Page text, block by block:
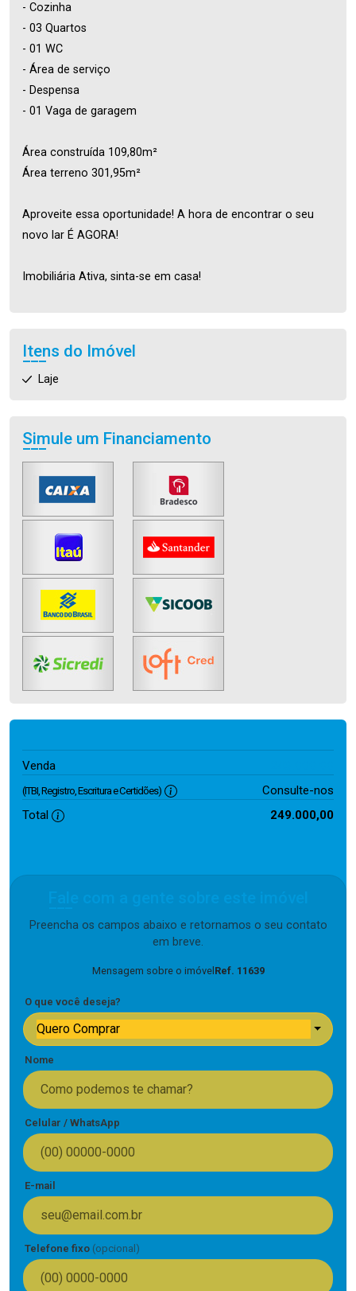
- Cozinha
- 03 Quartos
- 01 WC
- Área de serviço
- Despensa
- 01 Vaga de garagem
Área construída 109,80m²
Área terreno 301,95m²
Aproveite essa oportunidade! A hora de encontrar o seu
novo lar É AGORA!
Imobiliária Ativa, sinta-se em casa!
Itens do Imóvel
Laje
Simule um Financiamento
Venda
(ITBI, Registro, Escritura e Certidões)
Consulte-nos
Total
249.000,00
Preencha os campos abaixo e retornamos o seu contato
em breve.
Mensagem sobre o imóvel Ref. 11639
O que você deseja?
Quero Comprar
Nome
Celular / WhatsApp
E-mail
Telefone fixo (opcional)